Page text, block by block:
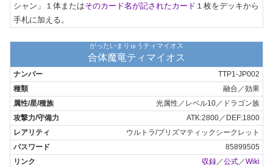
シャン」１体またはそのカード名が記されたカード １枚をデッキから
手札に加える。
がったいまりゅうティマイオス
合体魔竜ティマイオス
TTP1-JP002
融合／効果
光属性／レベル10／ドラゴン族
ATK:2800／DEF:1800
ウルトラ/プリズマティックシークレット
85899505
収録／公式／Wiki